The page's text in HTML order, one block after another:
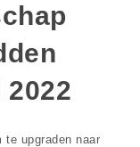
2022
upgraden naar